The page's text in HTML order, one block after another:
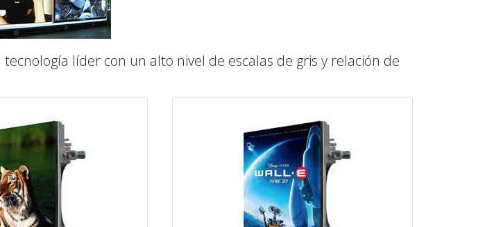
líder con un alto nivel de escalas de gris y relación de